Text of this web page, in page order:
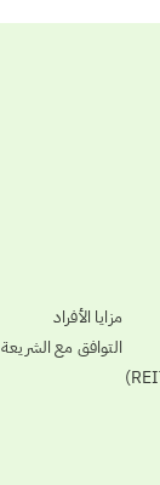
مزايا الأفراد
التوافق مع الشريعة